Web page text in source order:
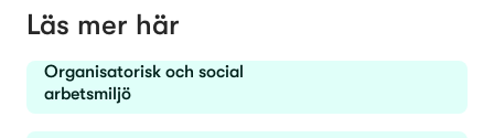
Läs mer här
Organisatorisk och social
arbetsmiljö